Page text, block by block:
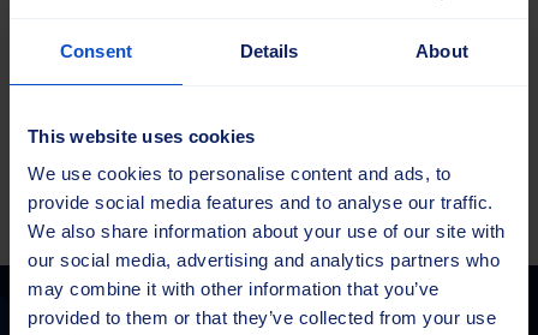
Consent Details About
This website uses cookies
We use cookies to personalise content and ads, to
provide social media features and to analyse our traffic.
We also share information about your use of our site with
our social media, advertising and analytics partners who
may combine it with other information that you’ve
provided to them or that they’ve collected from your use
kymmeniä tuhansia kävijöitä.
Tapahtuma järjestetään...
Lue lisää